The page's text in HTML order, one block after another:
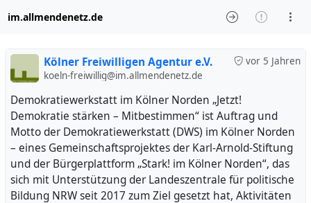
im.allmendenetz.de
vor 5 Jahren
Kölner Freiwilligen Agentur e.V.
koeln-freiwillig@im.allmendenetz.de
Demokratiewerkstatt im Kölner Norden „Jetzt!
Demokratie stärken – Mitbestimmen“ ist Auftrag und
Motto der Demokratiewerkstatt (DWS) im Kölner Norden
– eines Gemeinschaftsprojektes der Karl-Arnold-Stiftung
und der Bürgerplattform „Stark! im Kölner Norden“, das
sich mit Unterstützung der Landeszentrale für politische
Bildung NRW seit 2017 zum Ziel gesetzt hat, Aktivitäten